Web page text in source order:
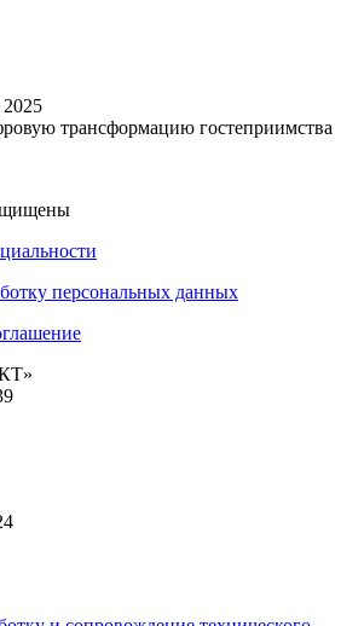
трансформацию гостеприимства
персональных данных